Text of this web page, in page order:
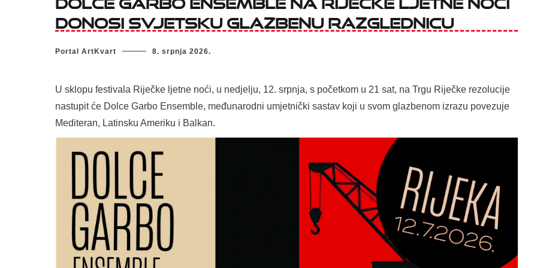
donosi svjetsku glazbenu razglednicu
Portal ArtKvart 8. srpnja 2026.
U sklopu festivala Riječke ljetne noći, u nedjelju, 12. srpnja, s početkom u 21 sat, na Trgu Riječke rezolucije
nastupit će Dolce Garbo Ensemble, međunarodni umjetnički sastav koji u svom glazbenom izrazu povezuje
Mediteran, Latinsku Ameriku i Balkan.